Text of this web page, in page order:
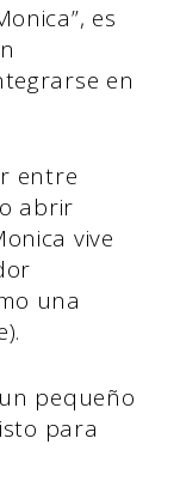
es
en
entre
abrir
vive
una
pequeño
para